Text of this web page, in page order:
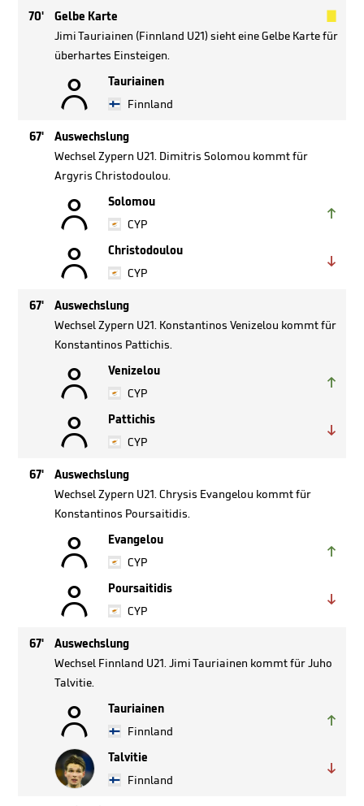
70' Gelbe Karte
Jimi Tauriainen (Finnland U21) sieht eine Gelbe Karte für
überhartes Einsteigen.

Tauriainen
Finnland
67'
Auswechslung
Wechsel Zypern U21. Dimitris Solomou kommt für
Argyris Christodoulou.

Solomou
CYP


Christodoulou
CYP

67'
Auswechslung
Wechsel Zypern U21. Konstantinos Venizelou kommt für
Konstantinos Pattichis.

Venizelou
CYP


Pattichis
CYP

67'
Auswechslung
Wechsel Zypern U21. Chrysis Evangelou kommt für
Konstantinos Poursaitidis.

Evangelou
CYP


Poursaitidis
CYP

67'
Auswechslung
Wechsel Finnland U21. Jimi Tauriainen kommt für Juho
Talvitie.

Tauriainen
Finnland

Talvitie
Finnland
